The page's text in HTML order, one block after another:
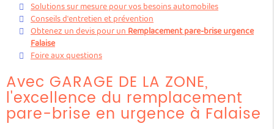
Solutions sur mesure pour vos besoins automobiles
Conseils d'entretien et prévention
Obtenez un devis pour unRemplacement pare-brise urgence
Falaise
Foire aux questions
Avec GARAGE DE LA ZONE,
l'excellence du remplacement
pare-brise en urgence à Falaise